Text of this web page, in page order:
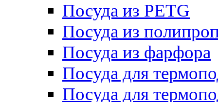
Посуда из PETG
Посуда из
Посуда из фарфора
Посуда для
Посуда для